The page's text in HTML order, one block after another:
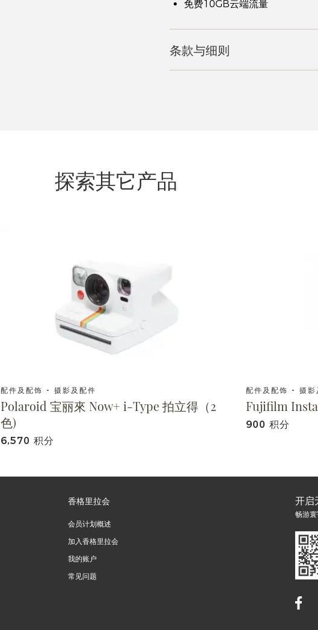
免费10GB云端流量
条款与细则
探索其它产品
配件及配饰 - 摄影及配件
Polaroid 宝丽來 Now+ i-Type 拍立得（2
色)
6,570 积分
配件及配饰 - 摄影
Fujifilm
900 积分
香格里拉会
会员计划概述
加入香格里拉会
我的账户
常见问题
开启
畅游